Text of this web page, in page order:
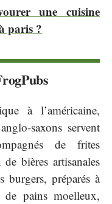
une cuisine
paris ?
à l’américaine,
saxons servent
de frites
bières artisanales
préparés à
pains moelleux,